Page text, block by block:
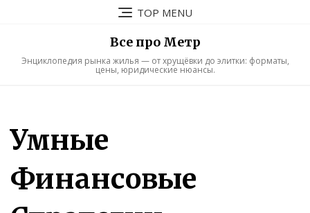
TOP MENU
Все про Метр
Энциклопедия рынка жилья — от хрущёвки до элитки: форматы,
цены, юридические нюансы.
Умные
Финансовые